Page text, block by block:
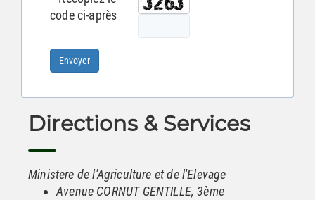
code ci-après
Envoyer
Directions & Services
Ministere de l'Agriculture et de l'Elevage
Avenue CORNUT GENTILLE, 3ème